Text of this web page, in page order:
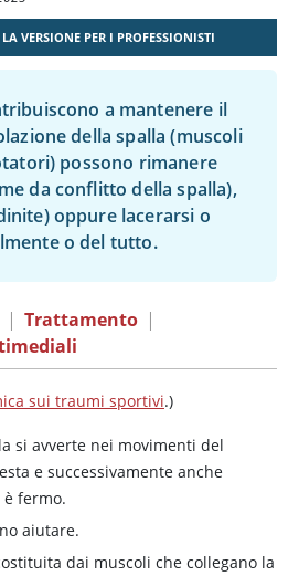
VERSIONE PER I PROFESSIONISTI
a mantenere il
della spalla (muscoli
possono rimanere
da conflitto della spalla),
oppure lacerarsi o
o del tutto.
| Trattamento |
sui traumi sportivi.)
si avverte nei movimenti del
e successivamente anche
fermo.
aiutare.
dai muscoli che collegano la